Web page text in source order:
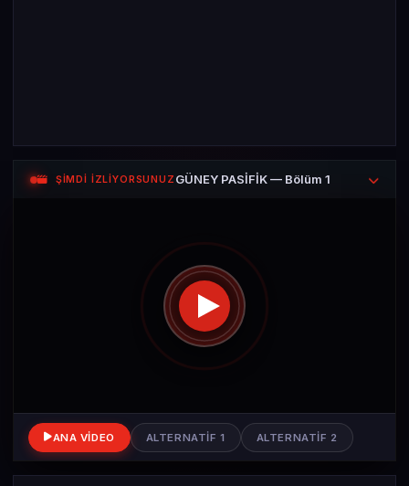
ŞİMDİ İZLİYORSUNUZ GÜNEY PASİFİK — Bölüm 1
ANA VIDEO ALTERNATIF 1 ALTERNATIF 2